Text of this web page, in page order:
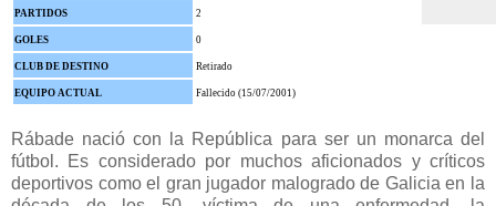
PARTIDOS 2
GOLES 0
CLUB DE DESTINO Retirado
EQUIPO ACTUAL Fallecido (15/07/2001)
Rábade nació con la República para ser un monarca del
fútbol. Es considerado por muchos aficionados y críticos
deportivos como el gran jugador malogrado de Galicia en la